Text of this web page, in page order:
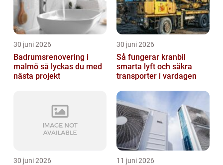
30 juni 2026
Badrumsrenovering i
malmö så lyckas du med
nästa projekt
30 juni 2026
Så fungerar kranbil
smarta lyft och säkra
transporter i vardagen
30 juni 2026 11 juni 2026